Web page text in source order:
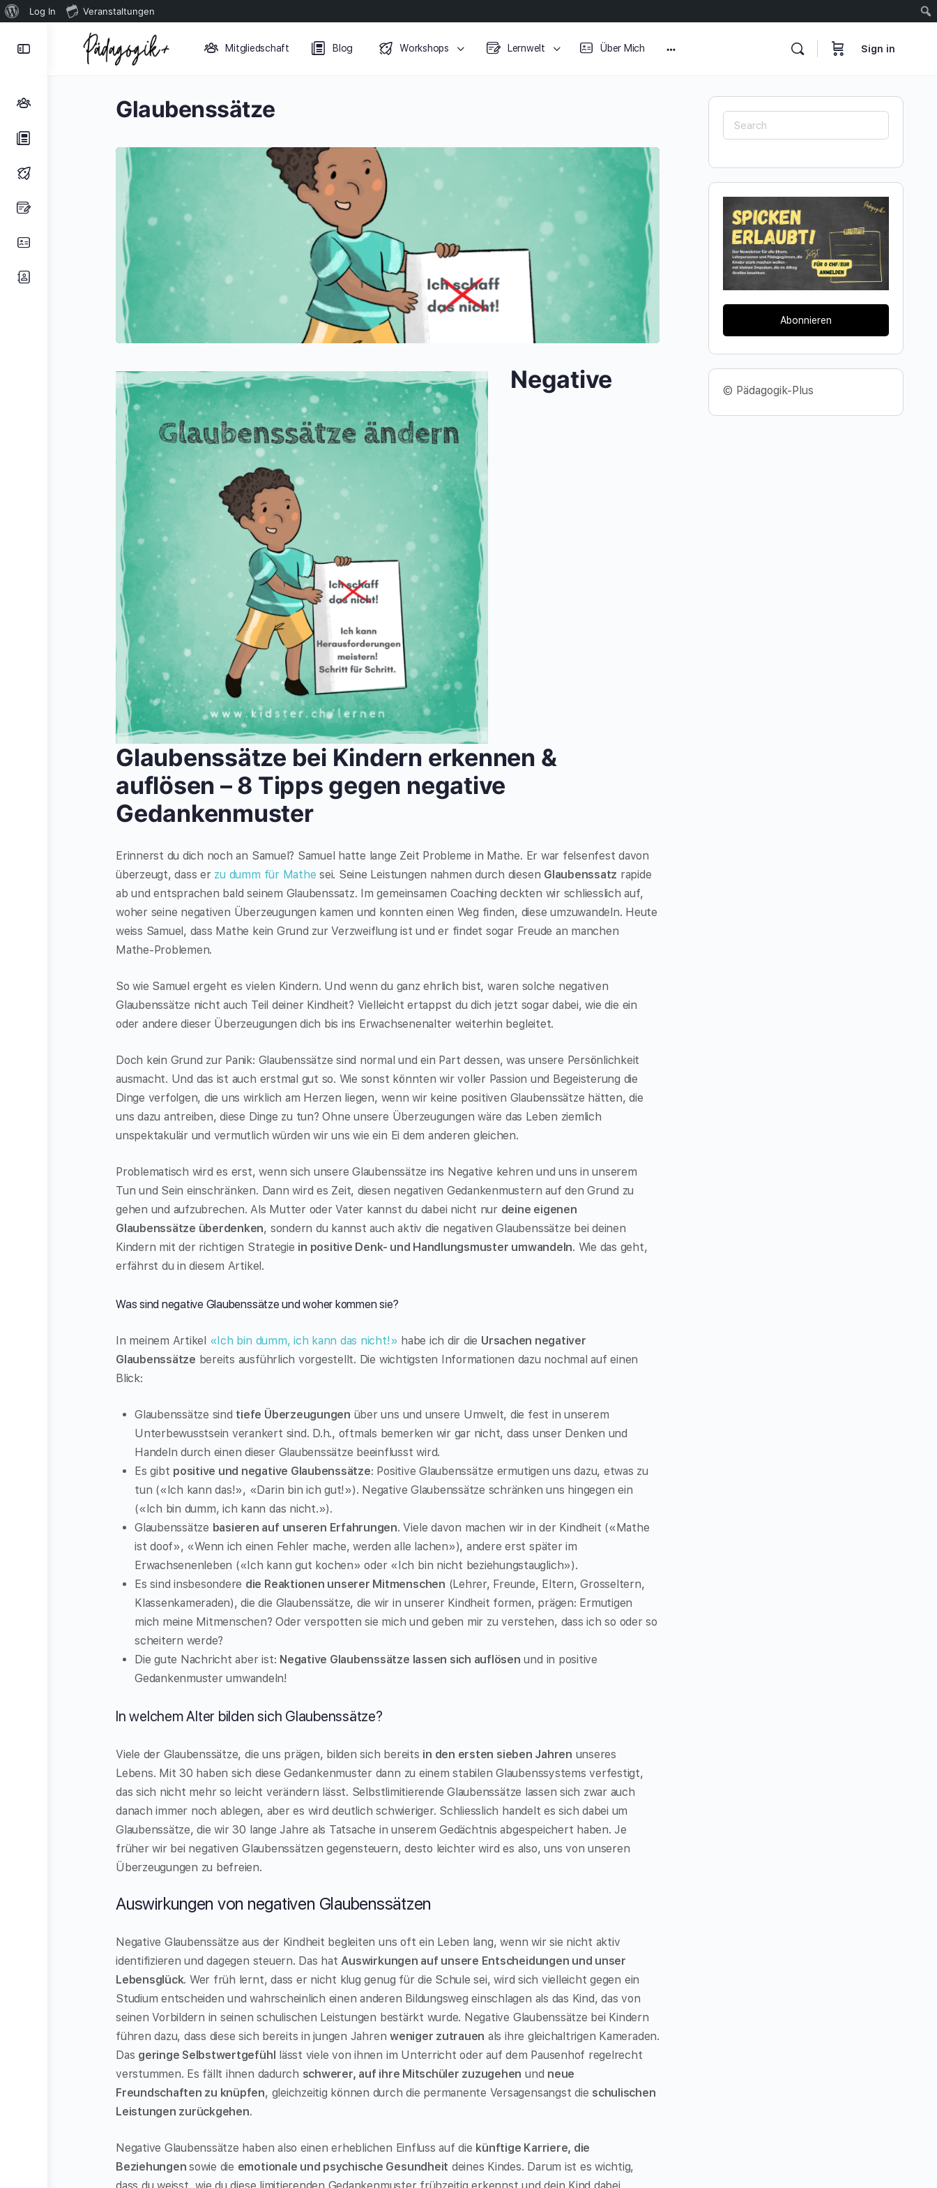
Über
Log In Veranstaltungen
Mitgliedschaft Blog Workshops Lernwelt Über Mich Sign in
Glaubenssätze
Negative
Glaubenssätze bei Kindern erkennen &
auflösen – 8 Tipps gegen negative
Gedankenmuster
Erinnerst du dich noch an Samuel? Samuel hatte lange Zeit Probleme in Mathe. Er war felsenfest davon
überzeugt, dass er zu dumm für Mathe sei. Seine Leistungen nahmen durch diesen Glaubenssatz rapide
ab und entsprachen bald seinem Glaubenssatz. Im gemeinsamen Coaching deckten wir schliesslich auf,
woher seine negativen Überzeugungen kamen und konnten einen Weg finden, diese umzuwandeln. Heute
weiss Samuel, dass Mathe kein Grund zur Verzweiflung ist und er findet sogar Freude an manchen
Mathe-Problemen.
So wie Samuel ergeht es vielen Kindern. Und wenn du ganz ehrlich bist, waren solche negativen
Glaubenssätze nicht auch Teil deiner Kindheit? Vielleicht ertappst du dich jetzt sogar dabei, wie die ein
oder andere dieser Überzeugungen dich bis ins Erwachsenenalter weiterhin begleitet.
Doch kein Grund zur Panik: Glaubenssätze sind normal und ein Part dessen, was unsere Persönlichkeit
ausmacht. Und das ist auch erstmal gut so. Wie sonst könnten wir voller Passion und Begeisterung die
Dinge verfolgen, die uns wirklich am Herzen liegen, wenn wir keine positiven Glaubenssätze hätten, die
uns dazu antreiben, diese Dinge zu tun? Ohne unsere Überzeugungen wäre das Leben ziemlich
unspektakulär und vermutlich würden wir uns wie ein Ei dem anderen gleichen.
Problematisch wird es erst, wenn sich unsere Glaubenssätze ins Negative kehren und uns in unserem
Tun und Sein einschränken. Dann wird es Zeit, diesen negativen Gedankenmustern auf den Grund zu
gehen und aufzubrechen. Als Mutter oder Vater kannst du dabei nicht nur deine eigenen
Glaubenssätze überdenken, sondern du kannst auch aktiv die negativen Glaubenssätze bei deinen
Kindern mit der richtigen Strategie in positive Denk- und Handlungsmuster umwandeln. Wie das geht,
erfährst du in diesem Artikel.
Was sind negative Glaubenssätze und woher kommen sie?
In meinem Artikel «Ich bin dumm, ich kann das nicht!» habe ich dir die Ursachen negativer
Glaubenssätze bereits ausführlich vorgestellt. Die wichtigsten Informationen dazu nochmal auf einen
Blick:
Glaubenssätze sind tiefe Überzeugungen über uns und unsere Umwelt, die fest in unserem
Unterbewusstsein verankert sind. D.h., oftmals bemerken wir gar nicht, dass unser Denken und
Handeln durch einen dieser Glaubenssätze beeinflusst wird.
Es gibt positive und negative Glaubenssätze: Positive Glaubenssätze ermutigen uns dazu, etwas zu
tun («Ich kann das!», «Darin bin ich gut!»). Negative Glaubenssätze schränken uns hingegen ein
(«Ich bin dumm, ich kann das nicht.»).
Glaubenssätze basieren auf unseren Erfahrungen. Viele davon machen wir in der Kindheit («Mathe
ist doof», «Wenn ich einen Fehler mache, werden alle lachen»), andere erst später im
Erwachsenenleben («Ich kann gut kochen» oder «Ich bin nicht beziehungstauglich»).
Es sind insbesondere die Reaktionen unserer Mitmenschen (Lehrer, Freunde, Eltern, Grosseltern,
Klassenkameraden), die die Glaubenssätze, die wir in unserer Kindheit formen, prägen: Ermutigen
mich meine Mitmenschen? Oder verspotten sie mich und geben mir zu verstehen, dass ich so oder so
scheitern werde?
Die gute Nachricht aber ist: Negative Glaubenssätze lassen sich auflösen und in positive
Gedankenmuster umwandeln!
In welchem Alter bilden sich Glaubenssätze?
Viele der Glaubenssätze, die uns prägen, bilden sich bereits in den ersten sieben Jahren unseres
Lebens. Mit 30 haben sich diese Gedankenmuster dann zu einem stabilen Glaubenssystems verfestigt,
das sich nicht mehr so leicht verändern lässt. Selbstlimitierende Glaubenssätze lassen sich zwar auch
danach immer noch ablegen, aber es wird deutlich schwieriger. Schliesslich handelt es sich dabei um
Glaubenssätze, die wir 30 lange Jahre als Tatsache in unserem Gedächtnis abgespeichert haben. Je
früher wir bei negativen Glaubenssätzen gegensteuern, desto leichter wird es also, uns von unseren
Überzeugungen zu befreien.
Auswirkungen von negativen Glaubenssätzen
Negative Glaubenssätze aus der Kindheit begleiten uns oft ein Leben lang, wenn wir sie nicht aktiv
identifizieren und dagegen steuern. Das hat Auswirkungen auf unsere Entscheidungen und unser
Lebensglück. Wer früh lernt, dass er nicht klug genug für die Schule sei, wird sich vielleicht gegen ein
Studium entscheiden und wahrscheinlich einen anderen Bildungsweg einschlagen als das Kind, das von
seinen Vorbildern in seinen schulischen Leistungen bestärkt wurde. Negative Glaubenssätze bei Kindern
führen dazu, dass diese sich bereits in jungen Jahrenweniger zutrauen als ihre gleichaltrigen Kameraden.
Das geringe Selbstwertgefühl lässt viele von ihnen im Unterricht oder auf dem Pausenhof regelrecht
verstummen. Es fällt ihnen dadurch schwerer, auf ihre Mitschüler zuzugehen und neue
Freundschaften zu knüpfen, gleichzeitig können durch die permanente Versagensangst die schulischen
Leistungen zurückgehen.
Negative Glaubenssätze haben also einen erheblichen Einfluss auf die künftige Karriere, die
Beziehungensowie die emotionale und psychische Gesundheit deines Kindes. Darum ist es wichtig,
Search
for:
Abonnieren
© Pädagogik-Plus